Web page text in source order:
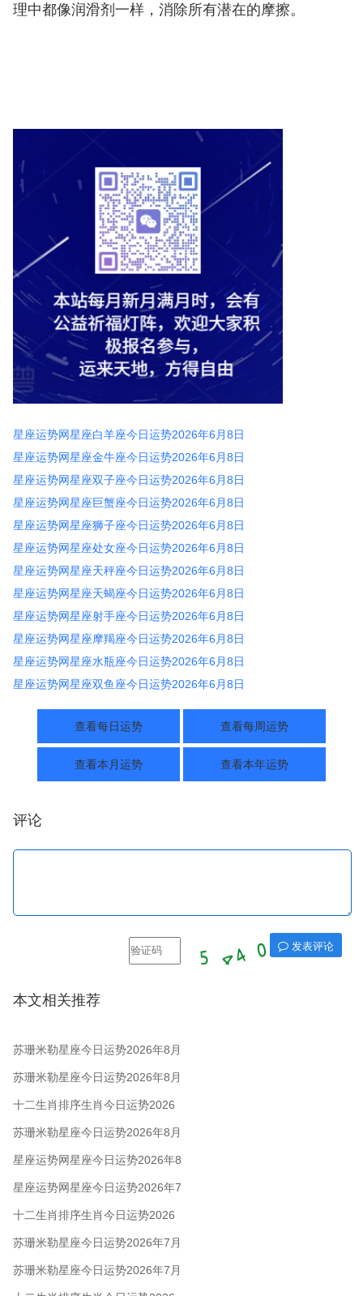
理中都像润滑剂一样，消除所有潜在的摩擦。
星座运势网星座白羊座今日运势2026年6月8日
星座运势网星座金牛座今日运势2026年6月8日
星座运势网星座双子座今日运势2026年6月8日
星座运势网星座巨蟹座今日运势2026年6月8日
星座运势网星座狮子座今日运势2026年6月8日
星座运势网星座处女座今日运势2026年6月8日
星座运势网星座天秤座今日运势2026年6月8日
星座运势网星座天蝎座今日运势2026年6月8日
星座运势网星座射手座今日运势2026年6月8日
星座运势网星座摩羯座今日运势2026年6月8日
星座运势网星座水瓶座今日运势2026年6月8日
星座运势网星座双鱼座今日运势2026年6月8日
查看每日运势 查看每周运势
查看本月运势 查看本年运势
评论
发表评论
本文相关推荐
苏珊米勒星座今日运势2026年8月
7日
苏珊米勒星座今日运势2026年8月
6日
十二生肖排序生肖今日运势2026
年8月5日
苏珊米勒星座今日运势2026年8月
5日
星座运势网星座今日运势2026年8
月5日
星座运势网星座今日运势2026年7
月28日
十二生肖排序生肖今日运势2026
年7月28日
苏珊米勒星座今日运势2026年7月
28日
苏珊米勒星座今日运势2026年7月